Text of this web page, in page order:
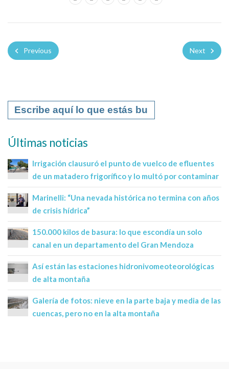
Previous Next
Últimas noticias
Irrigación clausuró el punto de vuelco de efluentes
de un matadero frigorífico y lo multó por contaminar
Marinelli: “Una nevada histórica no termina con años
de crisis hídrica”
150.000 kilos de basura: lo que escondía un solo
canal en un departamento del Gran Mendoza
Así están las estaciones hidronivomeoteorológicas
de alta montaña
Galería de fotos: nieve en la parte baja y media de las
cuencas, pero no en la alta montaña